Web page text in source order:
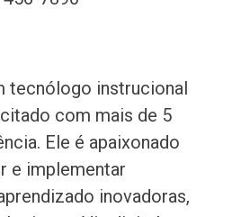
tecnólogo instrucional
com mais de 5
Ele é apaixonado
e implementar
inovadoras,